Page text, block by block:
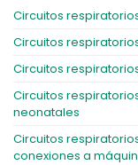
Circuitos
Circuitos
Circuitos
Circuitos
neonatales
Circuitos
conexiones a